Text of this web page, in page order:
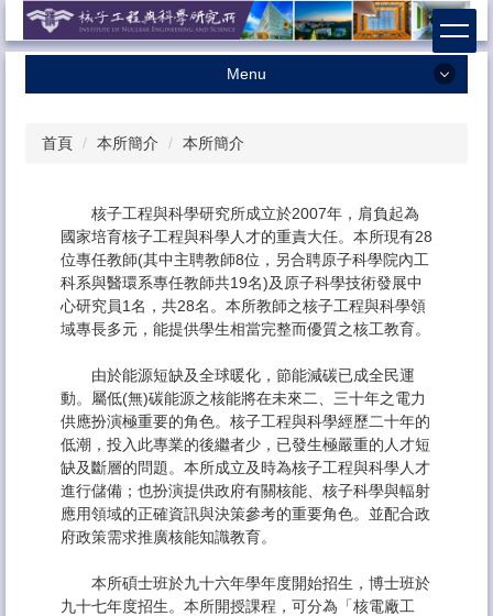
到
Menu
本所簡介
學術研究
招生相關
課程資訊
系友專區
法規辦法
表格下載
相關連結
聯絡方式
首頁 本所簡介 本所簡介
核子工程與科學研究所成立於2007年，肩負起為
國家培育核子工程與科學人才的重責大任。本所現有28
位專任教師(其中主聘教師8位，另合聘原子科學院內工
科系與醫環系專任教師共19名)及原子科學技術發展中
心研究員1名，共28名。本所教師之核子工程與科學領
域專長多元，能提供學生相當完整而優質之核工教育。
由於能源短缺及全球暖化，節能減碳已成全民運
動。屬低(無)碳能源之核能將在未來二、三十年之電力
供應扮演極重要的角色。核子工程與科學經歷二十年的
低潮，投入此專業的後繼者少，已發生極嚴重的人才短
缺及斷層的問題。本所成立及時為核子工程與科學人才
進行儲備；也扮演提供政府有關核能、核子科學與輻射
應用領域的正確資訊與決策參考的重要角色。並配合政
府政策需求推廣核能知識教育。
本所碩士班於九十六年學年度開始招生，博士班於
九十七年度招生。本所開授課程，可分為「核電廠工